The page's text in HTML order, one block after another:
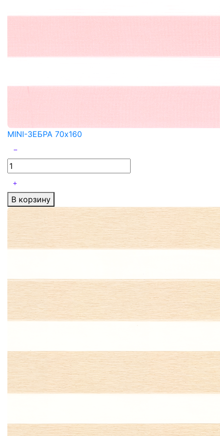
MINI-ЗЕБРА 70x160
В корзину